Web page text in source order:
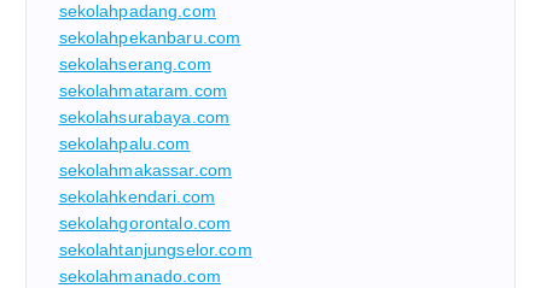
sekolahpadang.com
sekolahpekanbaru.com
sekolahserang.com
sekolahmataram.com
sekolahsurabaya.com
sekolahpalu.com
sekolahmakassar.com
sekolahkendari.com
sekolahgorontalo.com
sekolahtanjungselor.com
sekolahmanado.com